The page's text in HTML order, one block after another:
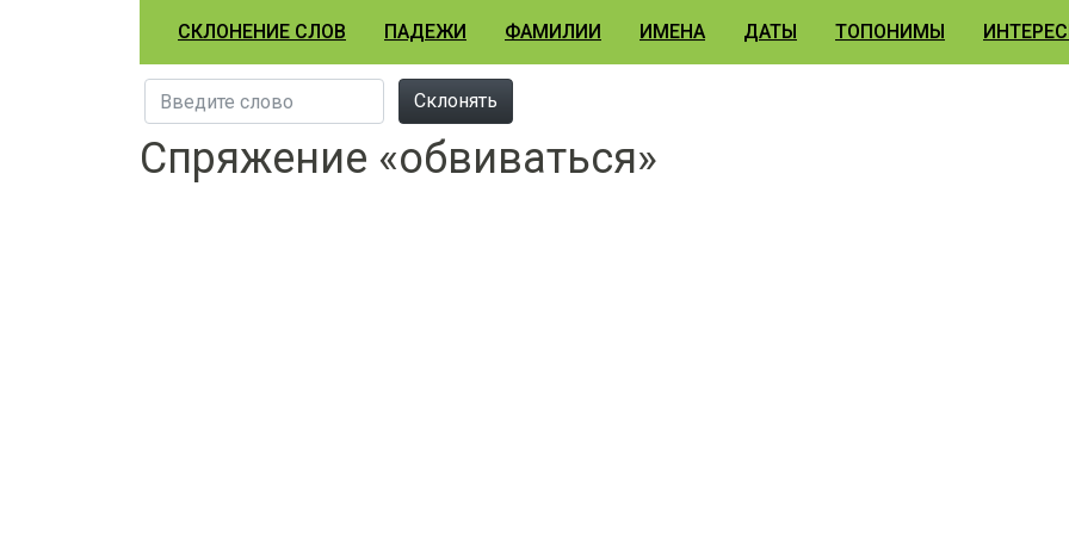
СКЛОНЕНИЕ СЛОВ ПАДЕЖИ ФАМИЛИИ ИМЕНА ДАТЫ ТОПОНИМЫ
Склонять
Спряжение «обвиваться»